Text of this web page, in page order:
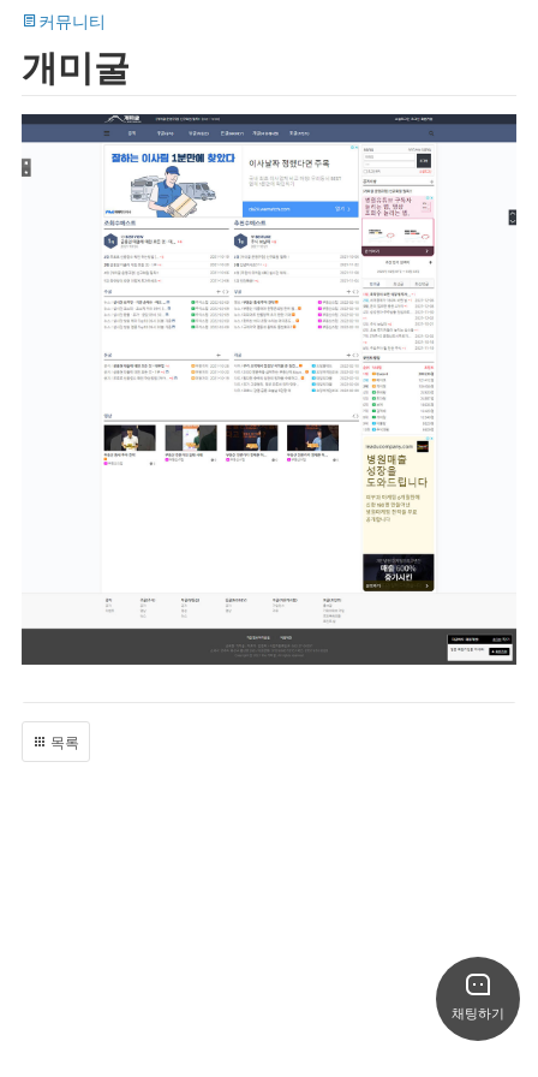
커뮤니티
개미굴
목록
채팅하기